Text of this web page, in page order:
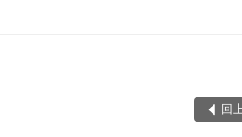
回